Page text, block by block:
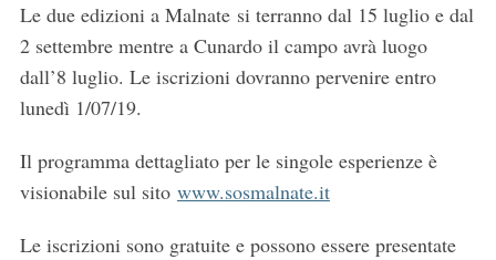
Le due edizioni a Malnate si terranno dal 15 luglio e dal
2 settembre mentre a Cunardo il campo avrà luogo
dall’8 luglio. Le iscrizioni dovranno pervenire entro
lunedì 1/07/19.
Il programma dettagliato per le singole esperienze è
visionabile sul sito www.sosmalnate.it
Le iscrizioni sono gratuite e possono essere presentate